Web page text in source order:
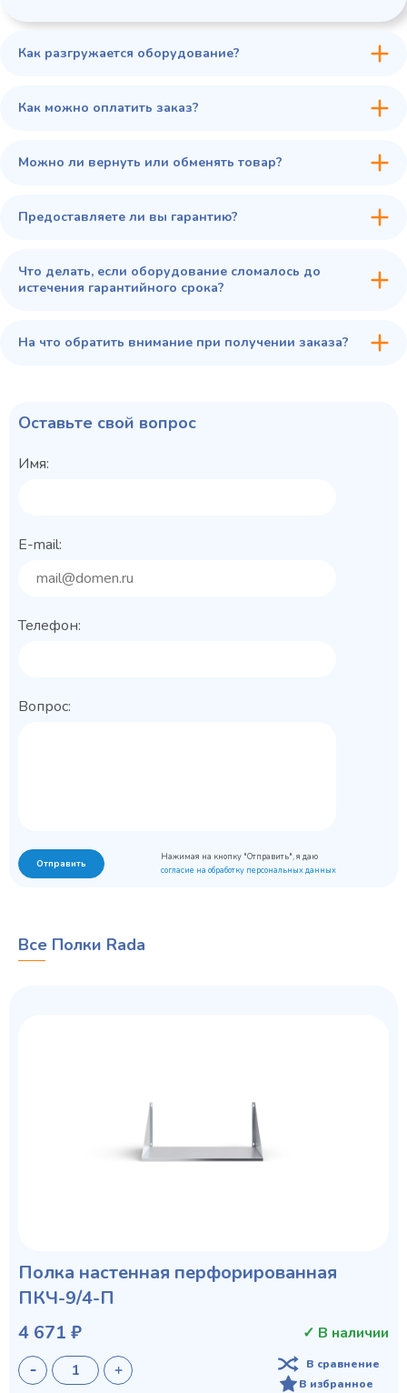
45 900 ₽
Как разгружается оборудование?
Как можно оплатить заказ?
Можно ли вернуть или обменять товар?
Предоставляете ли вы гарантию?
Что делать, если оборудование сломалось до
истечения гарантийного срока?
На что обратить внимание при получении заказа?
Оставьте свой вопрос
Имя:
E-mail:
Телефон:
Вопрос:
Отправить
Нажимая на кнопку "Отправить", я даю
согласие на обработку персональных данных
Все Полки Rada
Полка настенная перфорированная
ПКЧ-9/4-П
4 671 ₽
✓ В наличии
В сравнение
В избранное